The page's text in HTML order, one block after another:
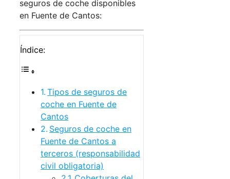
seguros de coche disponibles
en Fuente de Cantos:
Índice:
Tipos de seguros de
coche en Fuente de
Cantos
Seguros de coche en
Fuente de Cantos a
terceros (responsabilidad
civil obligatoria)